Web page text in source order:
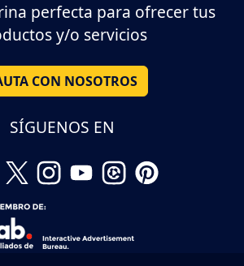
perfecta para ofrecer tus
y/o servicios
CON NOSOTROS
SÍGUENOS EN